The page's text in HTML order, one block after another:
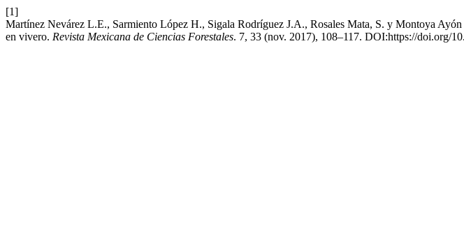
[1]
Martínez Nevárez L.E., Sarmiento López H., Sigala Rodríguez J.A., Rosales Mata, S. y Montoya
en vivero. Revista Mexicana de Ciencias Forestales. 7, 33 (nov. 2017), 108–117. DOI:https://doi.org/